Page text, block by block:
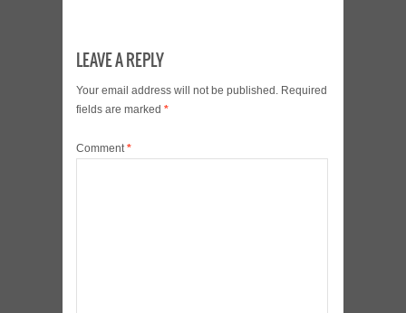
LEAVE A REPLY
Your email address will not be published. Required
fields are marked *
Comment*